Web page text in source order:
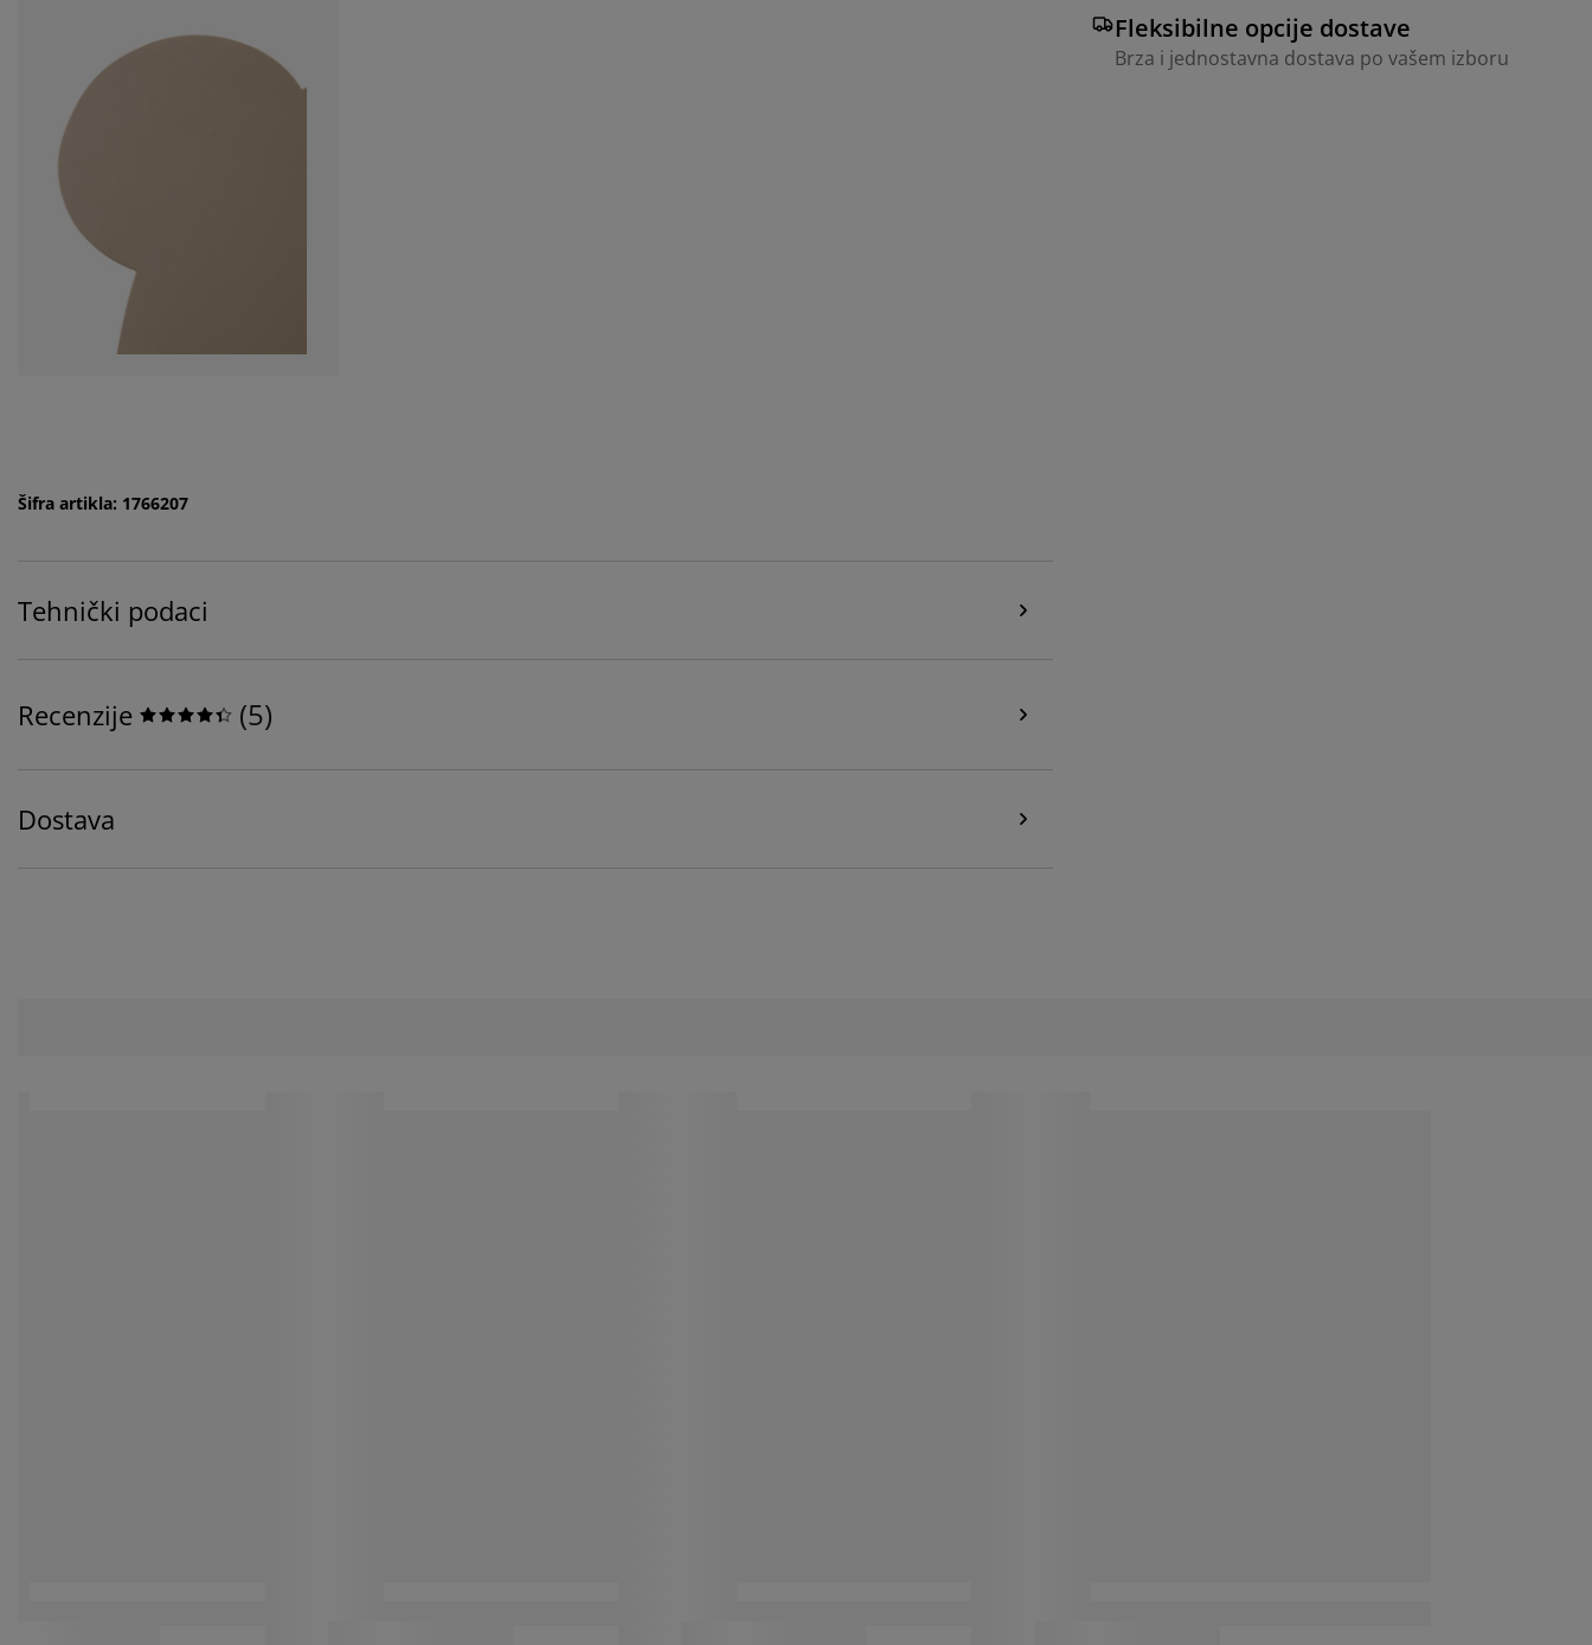
Fleksibilne opcije dostave
Brza i jednostavna dostava po vašem izboru
Šifra artikla: 1766207
Tehnički podaci
Recenzije (5)
Dostava